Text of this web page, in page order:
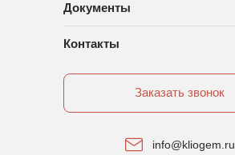
Документы
Контакты
Заказать звонок
info@kliogem.ru